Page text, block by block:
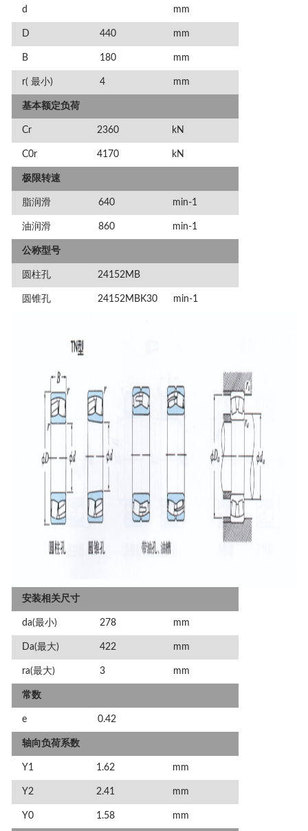
d mm
D 440 mm
B 180 mm
r( 最小) 4 mm
基本额定负荷
Cr 2360 kN
C0r 4170 kN
极限转速
脂润滑 640 min-1
油润滑 860 min-1
公称型号
圆柱孔 24152MB
圆锥孔 24152MBK30 min-1
安装相关尺寸
da(最小) 278 mm
Da(最大) 422 mm
ra(最大) 3 mm
常数
e 0.42
轴向负荷系数
Y1 1.62 mm
Y2 2.41 mm
Y0 1.58 mm